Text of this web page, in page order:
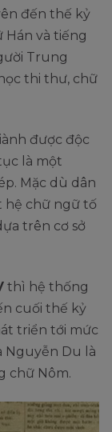
đến thế kỷ
Hán và tiếng
Trung
thi thư, chữ
được độc
là một
Mặc dù dân
hệ chữ ngữ tố
trên cơ sở
thì hệ thống
cuối thế kỷ
triển tới mức
Nguyễn Du là
chữ Nôm.